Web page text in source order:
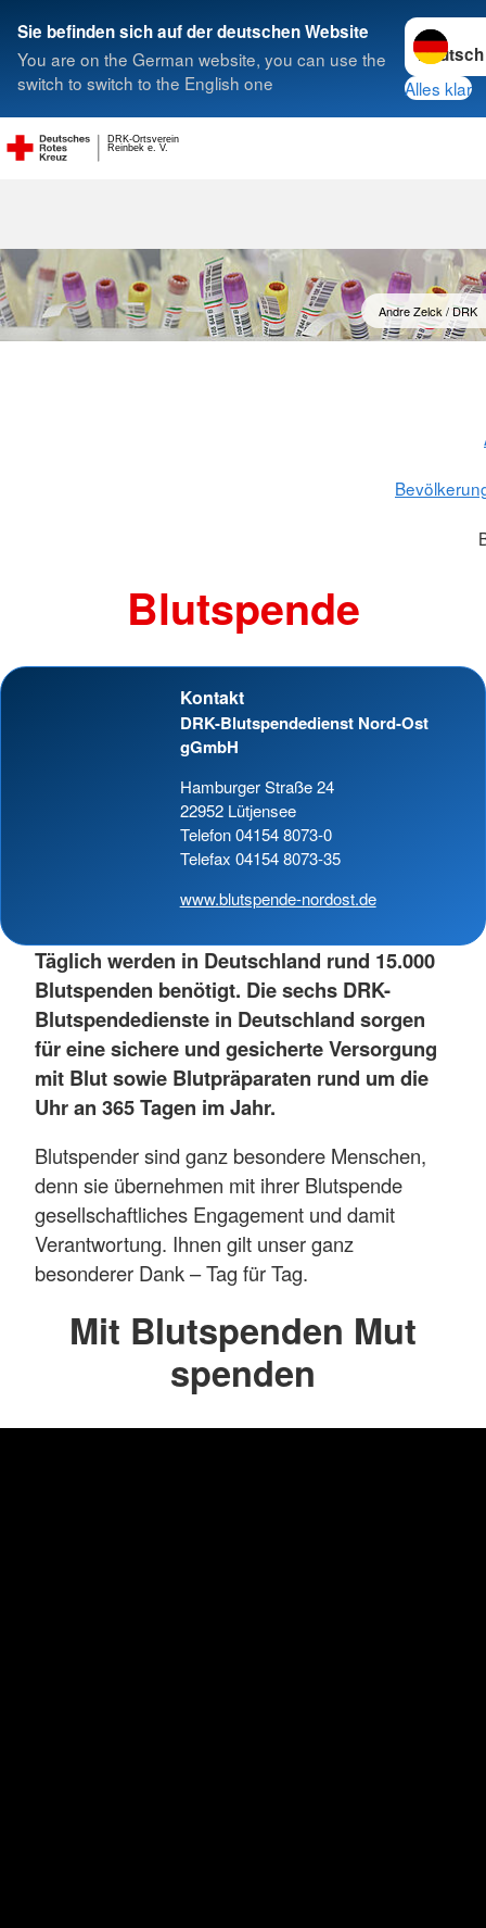
Sie befinden sich auf der deutschen Website
You are on the German website, you can use the
switch to switch to the English one
Sprache
Alles klar
Reinbek e. V.
DRK-Ortsverein
Suche
Andre Zelck / DRK
Blutspende
Kontakt
DRK-Blutspendedienst Nord-Ost
gGmbH
Hamburger Straße 24
22952 Lütjensee
Telefon 04154 8073-0
Telefax 04154 8073-35
www.blutspende-nordost.de
Täglich werden in Deutschland rund 15.000
Blutspenden benötigt. Die sechs DRK-
Blutspendedienste in Deutschland sorgen
für eine sichere und gesicherte Versorgung
mit Blut sowie Blutpräparaten rund um die
Uhr an 365 Tagen im Jahr.
Blutspender sind ganz besondere Menschen,
denn sie übernehmen mit ihrer Blutspende
gesellschaftliches Engagement und damit
Verantwortung. Ihnen gilt unser ganz
besonderer Dank – Tag für Tag.
Mit Blutspenden Mut
spenden